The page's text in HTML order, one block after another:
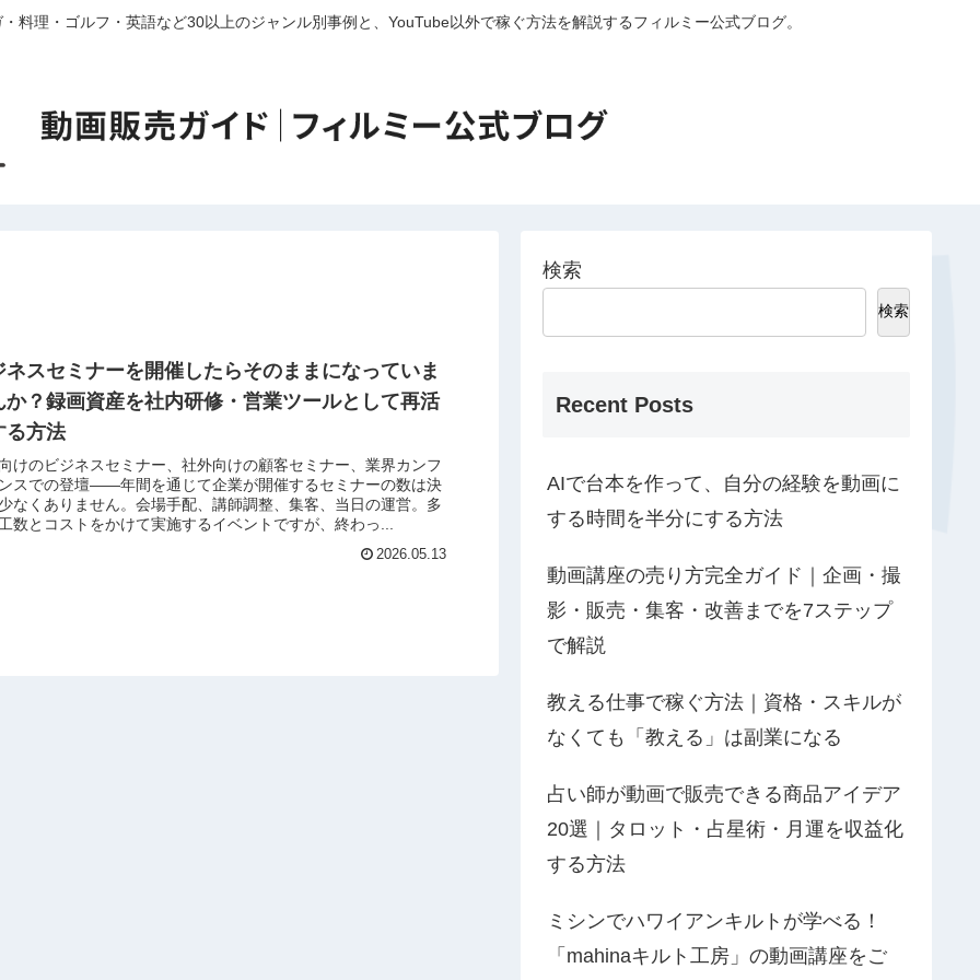
料理・ゴルフ・英語など30以上のジャンル別事例と、YouTube以外で稼ぐ方法を解説するフィルミー公式ブログ。
ネスセミナーを開催したらそのままになっていま
か？録画資産を社内研修・営業ツールとして再活
る方法
けのビジネスセミナー、社外向けの顧客セミナー、業界カンフ
スでの登壇——年間を通じて企業が開催するセミナーの数は決
なくありません。会場手配、講師調整、集客、当日の運営。多
数とコストをかけて実施するイベントですが、終わっ...
2026.05.13
検索
検索
Recent Posts
AIで台本を作って、自分の経験を動画に
する時間を半分にする方法
動画講座の売り方完全ガイド｜企画・撮
影・販売・集客・改善までを7ステップ
で解説
教える仕事で稼ぐ方法｜資格・スキルが
なくても「教える」は副業になる
占い師が動画で販売できる商品アイデア
20選｜タロット・占星術・月運を収益化
する方法
ミシンでハワイアンキルトが学べる！
「mahinaキルト工房」の動画講座をご